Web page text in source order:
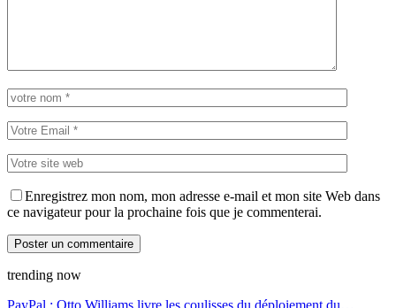
Enregistrez mon nom, mon adresse e-mail et mon site Web dans
ce navigateur pour la prochaine fois que je commenterai.
trending now
PayPal : Otto Williams livre les coulisses du déploiement du…